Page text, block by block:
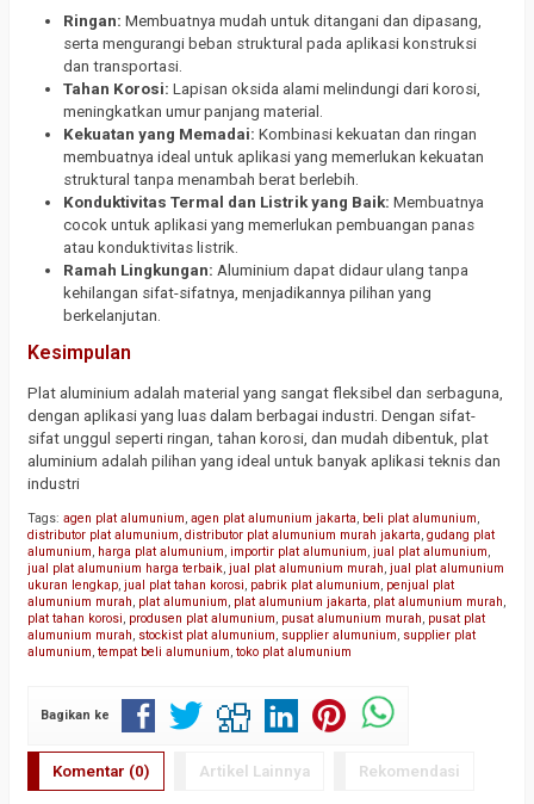
Ringan: Membuatnya mudah untuk ditangani dan dipasang,
serta mengurangi beban struktural pada aplikasi konstruksi
dan transportasi.
Tahan Korosi: Lapisan oksida alami melindungi dari korosi,
meningkatkan umur panjang material.
Kekuatan yang Memadai: Kombinasi kekuatan dan ringan
membuatnya ideal untuk aplikasi yang memerlukan kekuatan
struktural tanpa menambah berat berlebih.
Konduktivitas Termal dan Listrik yang Baik: Membuatnya
cocok untuk aplikasi yang memerlukan pembuangan panas
atau konduktivitas listrik.
Ramah Lingkungan: Aluminium dapat didaur ulang tanpa
kehilangan sifat-sifatnya, menjadikannya pilihan yang
berkelanjutan.
Kesimpulan
Plat aluminium adalah material yang sangat fleksibel dan serbaguna,
dengan aplikasi yang luas dalam berbagai industri. Dengan sifat-
sifat unggul seperti ringan, tahan korosi, dan mudah dibentuk, plat
aluminium adalah pilihan yang ideal untuk banyak aplikasi teknis dan
industri
Tags: agen plat alumunium, agen plat alumunium jakarta, beli plat alumunium,
distributor plat alumunium, distributor plat alumunium murah jakarta, gudang plat
alumunium, harga plat alumunium, importir plat alumunium, jual plat alumunium,
jual plat alumunium harga terbaik, jual plat alumunium murah, jual plat alumunium
ukuran lengkap, jual plat tahan korosi, pabrik plat alumunium, penjual plat
alumunium murah, plat alumunium, plat alumunium jakarta, plat alumunium murah,
plat tahan korosi, produsen plat alumunium, pusat alumunium murah, pusat plat
alumunium murah, stockist plat alumunium, supplier alumunium, supplier plat
alumunium, tempat beli alumunium, toko plat alumunium
Bagikan ke
Komentar (0) Artikel Lainnya Rekomendasi